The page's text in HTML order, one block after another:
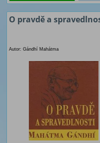
O pravdě a
Autor: Gándhí Mahátma